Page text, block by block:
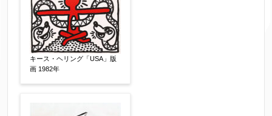
その他
絵の画面サイズ 【任意】
キース・ヘリング「USA」版
画 1982年